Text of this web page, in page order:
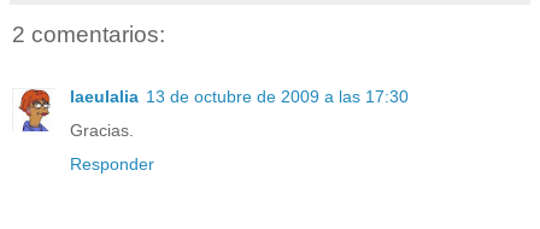
2 comentarios:
laeulalia 13 de octubre de 2009 a las 17:30
Gracias.
Responder